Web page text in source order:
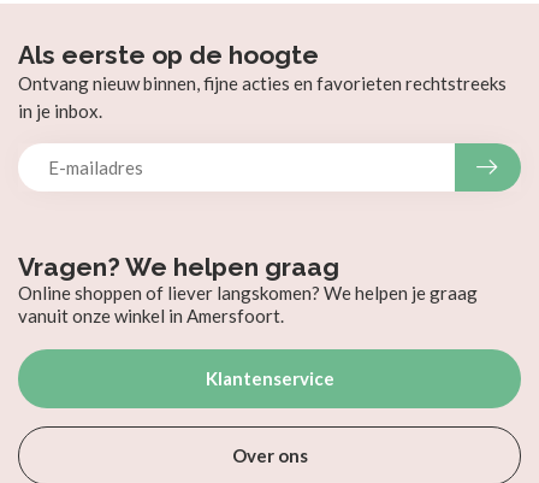
Vragen? We helpen graag
Online shoppen of liever langskomen? We helpen je graag
vanuit onze winkel in Amersfoort.
Klantenservice
Over ons
Als eerste op de hoogte
Ontvang nieuw binnen, fijne acties en favorieten rechtstreeks
in je inbox.